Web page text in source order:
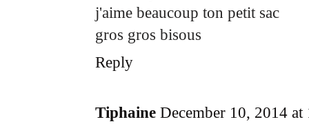
j'aime beaucoup ton petit sac
gros gros bisous
Reply
Tiphaine December 10, 2014 at